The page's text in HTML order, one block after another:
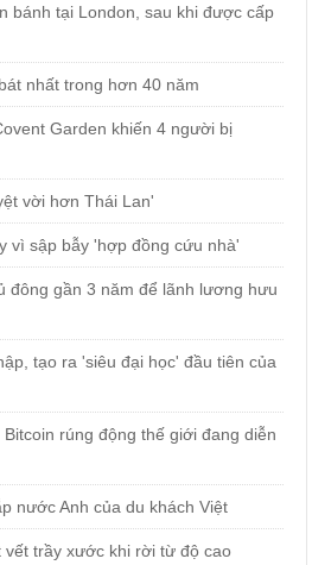
bánh tại London, sau khi được cấp
nhất trong hơn 40 năm
Garden khiến 4 người bị
vời hơn Thái Lan'
vì sập bẫy 'hợp đồng cứu nhà'
đông gần 3 năm để lãnh lương hưu
tạo ra 'siêu đại học' đầu tiên của
rúng động thế giới đang diễn
nước Anh của du khách Việt
vết trầy xước khi rời từ độ cao